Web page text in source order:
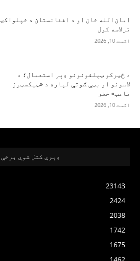
امان‌الله خان او د افغانستان د خپلواکۍ
ترلاسه کول
اګست 10, 2026
د ځیرکو ټېلفونونو ډېر استعمال؛ د
لاسونو او بټې ګوتې لپاره د «ټیکسټرز
تامب» خطر
اګست 10, 2026
ډېرې کتل شوې برخې
23143
2424
2038
1742
1675